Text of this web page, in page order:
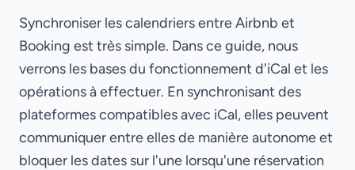
Synchroniser les calendriers entre Airbnb et
Booking est très simple. Dans ce guide, nous
verrons les bases du fonctionnement d'iCal et les
opérations à effectuer. En synchronisant des
plateformes compatibles avec iCal, elles peuvent
communiquer entre elles de manière autonome et
bloquer les dates sur l'une lorsqu'une réservation